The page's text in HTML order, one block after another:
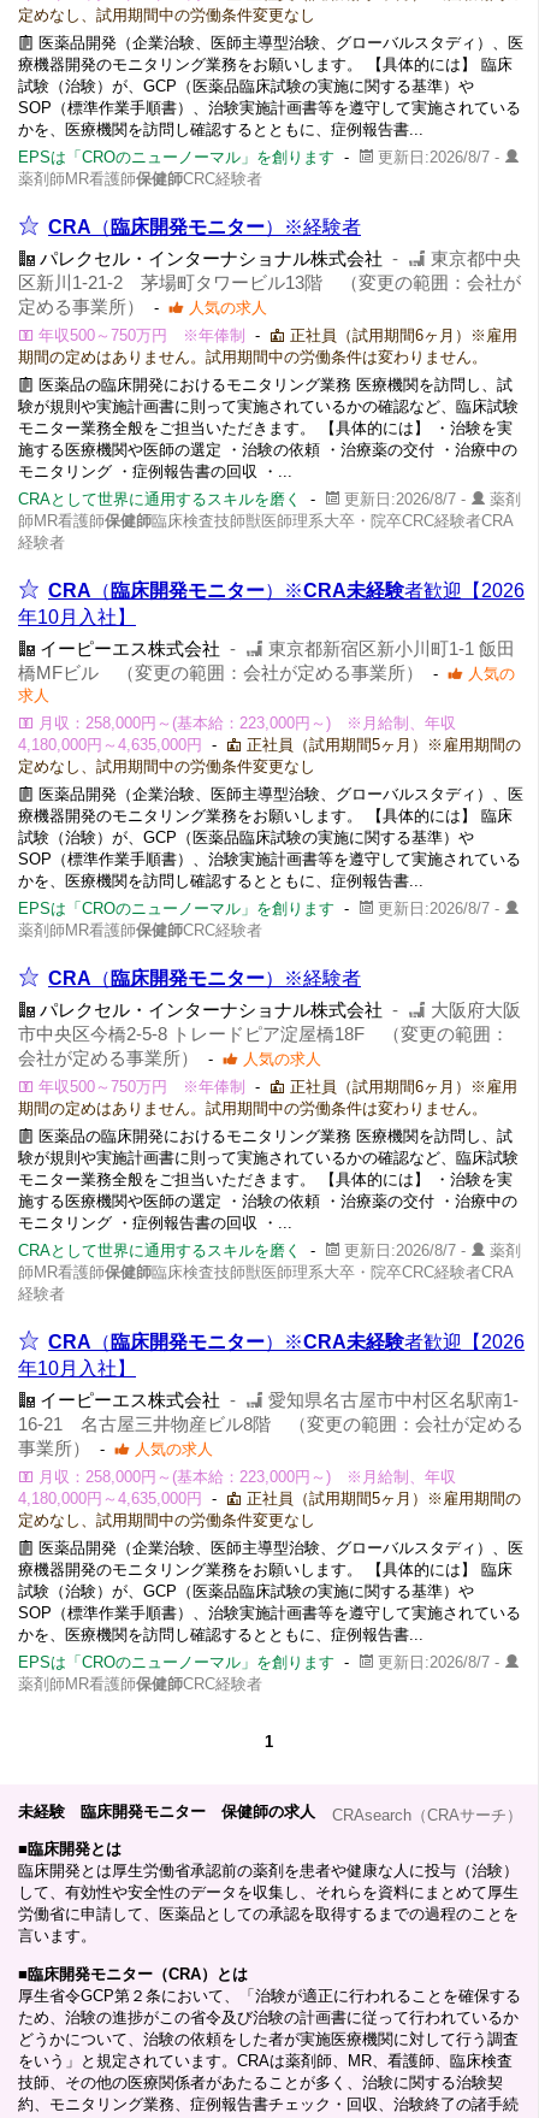
定めなし、試用期間中の労働条件変更なし
医薬品開発（企業治験、医師主導型治験、グローバルスタディ）、医
療機器開発のモニタリング業務をお願いします。 【具体的には】 臨床
試験（治験）が、GCP（医薬品臨床試験の実施に関する基準）や
SOP（標準作業手順書）、治験実施計画書等を遵守して実施されている
かを、医療機関を訪問し確認するとともに、症例報告書...
EPSは「CROのニューノーマル」を創ります -
更新日:2026/8/7 -
薬剤師MR看護師保健師CRC経験者
CRA （ 臨床開発モニター）※経験者
パレクセル・インターナショナル株式会社 -
東京都中央
区新川1-21-2 茅場町タワービル13階 （変更の範囲：会社が
定める事業所）
-
人気の求人
年収500～750万円 ※年俸制
-
正社員（試用期間6ヶ月）※雇用
期間の定めはありません。試用期間中の労働条件は変わりません。
医薬品の臨床開発におけるモニタリング業務 医療機関を訪問し、試
験が規則や実施計画書に則って実施されているかの確認など、臨床試験
モニター業務全般をご担当いただきます。 【具体的には】 ・治験を実
施する医療機関や医師の選定 ・治験の依頼 ・治療薬の交付 ・治療中の
モニタリング ・症例報告書の回収 ・...
CRAとして世界に通用するスキルを磨く
- 更新日:2026/8/7 -
薬剤
師MR看護師保健師臨床検査技師獣医師理系大卒・院卒CRC経験者CRA
経験者
CRA （ 臨床開発モニター）※CRA未経験者歓迎【2026
年10月入社】
イーピーエス株式会社 -
東京都新宿区新小川町1-1 飯田
橋MFビル （変更の範囲：会社が定める事業所）
-
人気の
求人
月収：258,000円～(基本給：223,000円～) ※月給制、年収
4,180,000円～4,635,000円
-
正社員（試用期間5ヶ月）※雇用期間の
定めなし、試用期間中の労働条件変更なし
医薬品開発（企業治験、医師主導型治験、グローバルスタディ）、医
療機器開発のモニタリング業務をお願いします。 【具体的には】 臨床
試験（治験）が、GCP（医薬品臨床試験の実施に関する基準）や
SOP（標準作業手順書）、治験実施計画書等を遵守して実施されている
かを、医療機関を訪問し確認するとともに、症例報告書...
EPSは「CROのニューノーマル」を創ります -
更新日:2026/8/7 -
薬剤師MR看護師保健師CRC経験者
CRA （ 臨床開発モニター）※経験者
パレクセル・インターナショナル株式会社 -
大阪府大阪
市中央区今橋2-5-8 トレードピア淀屋橋18F （変更の範囲：
会社が定める事業所）
-
人気の求人
年収500～750万円 ※年俸制
-
正社員（試用期間6ヶ月）※雇用
期間の定めはありません。試用期間中の労働条件は変わりません。
医薬品の臨床開発におけるモニタリング業務 医療機関を訪問し、試
験が規則や実施計画書に則って実施されているかの確認など、臨床試験
モニター業務全般をご担当いただきます。 【具体的には】 ・治験を実
施する医療機関や医師の選定 ・治験の依頼 ・治療薬の交付 ・治療中の
モニタリング ・症例報告書の回収 ・...
CRAとして世界に通用するスキルを磨く
- 更新日:2026/8/7 -
薬剤
師MR看護師保健師臨床検査技師獣医師理系大卒・院卒CRC経験者CRA
経験者
CRA （ 臨床開発モニター）※CRA未経験者歓迎【2026
年10月入社】
イーピーエス株式会社 -
愛知県名古屋市中村区名駅南1-
16-21 名古屋三井物産ビル8階 （変更の範囲：会社が定める
事業所）
-
人気の求人
月収：258,000円～(基本給：223,000円～) ※月給制、年収
4,180,000円～4,635,000円
-
正社員（試用期間5ヶ月）※雇用期間の
定めなし、試用期間中の労働条件変更なし
医薬品開発（企業治験、医師主導型治験、グローバルスタディ）、医
療機器開発のモニタリング業務をお願いします。 【具体的には】 臨床
試験（治験）が、GCP（医薬品臨床試験の実施に関する基準）や
SOP（標準作業手順書）、治験実施計画書等を遵守して実施されている
かを、医療機関を訪問し確認するとともに、症例報告書...
EPSは「CROのニューノーマル」を創ります -
更新日:2026/8/7 -
薬剤師MR看護師保健師CRC経験者
1
CRAsearch（CRAサーチ）
未経験 臨床開発モニター 保健師の求人
■臨床開発とは
臨床開発とは厚生労働省承認前の薬剤を患者や健康な人に投与（治験）
して、有効性や安全性のデータを収集し、それらを資料にまとめて厚生
労働省に申請して、医薬品としての承認を取得するまでの過程のことを
言います。
■臨床開発モニター（CRA）とは
厚生省令GCP第２条において、「治験が適正に行われることを確保する
ため、治験の進捗がこの省令及び治験の計画書に従って行われているか
どうかについて、治験の依頼をした者が実施医療機関に対して行う調査
をいう」と規定されています。CRAは薬剤師、MR、看護師、臨床検査
技師、その他の医療関係者があたることが多く、治験に関する治験契
約、モニタリング業務、症例報告書チェック・回収、治験終了の諸手続